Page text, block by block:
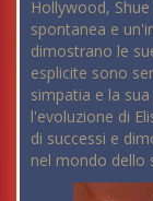
Hollywood,
spontanea e
dimostrano le
esplicite sono
simpatia e la
l'evoluzione di
di successi e
nel mondo dello